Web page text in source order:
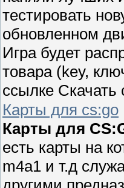
тестировать
обновленном
Игра будет
товара (key,
ссылке Скачать
Карты для cs:go
Карты для
есть карты на
m4a1 и т.д